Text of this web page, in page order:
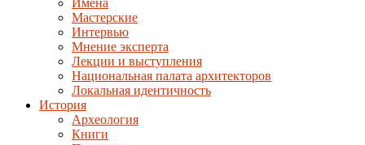
Имена
Мастерские
Интервью
Мнение эксперта
Лекции и выступления
Национальная палата архитекторов
Локальная идентичность
История
Археология
Книги